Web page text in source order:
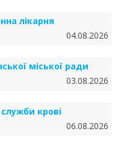
лікарня
04.08.2026
міської ради
03.08.2026
крові
06.08.2026